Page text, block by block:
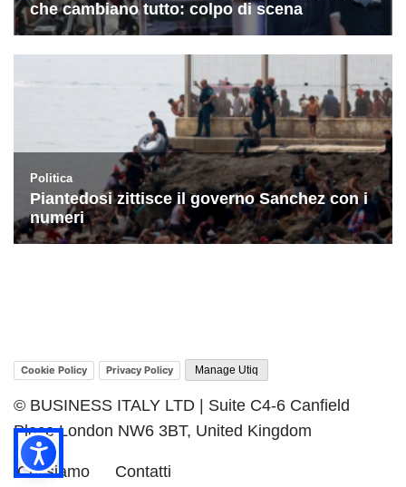
Cookie Policy Privacy Policy Manage Utiq
© BUSINESS ITALY LTD | Suite C4-6 Canfield
Place London NW6 3BT, United Kingdom
Chi siamo Contatti